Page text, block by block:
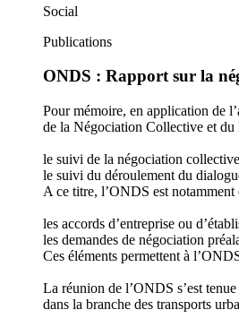
Social
Publications
ONDS : Rapport sur la
Pour mémoire, en application de
de la Négociation Collective et
le suivi de la négociation
le suivi du déroulement du
A ce titre, l’ONDS est
les accords d’entreprise ou
les demandes de négociation
Ces éléments permettent à
La réunion de l’ONDS s’est
dans la branche des transports